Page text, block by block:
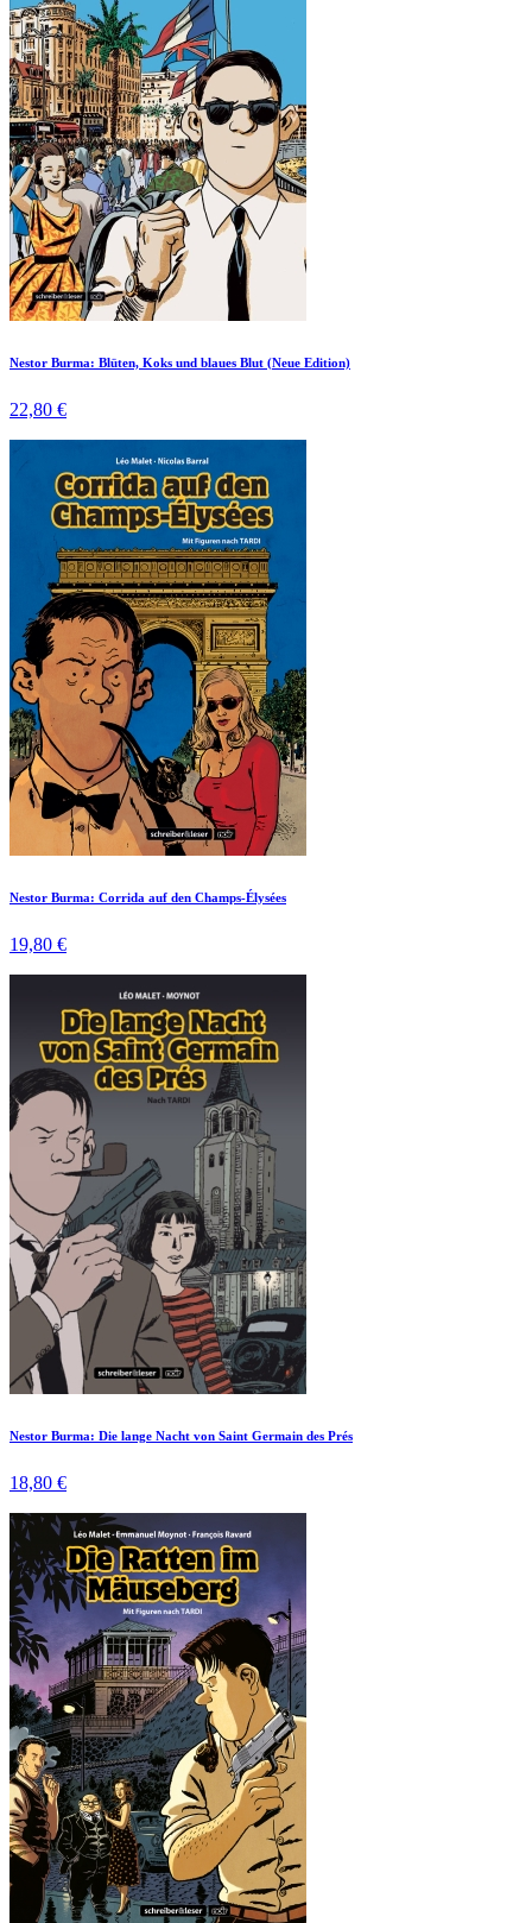
Nestor Burma: Blüten, Koks und blaues Blut (Neue Edition)
22,80 €
Nestor Burma: Corrida auf den Champs-Élysées
19,80 €
Nestor Burma: Die lange Nacht von Saint Germain des Prés
18,80 €